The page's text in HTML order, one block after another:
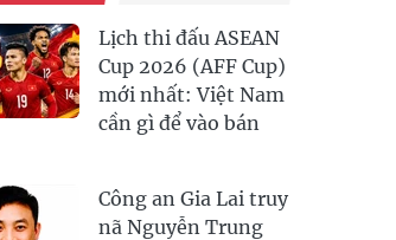
Lịch thi đấu ASEAN
Cup 2026 (AFF Cup)
mới nhất: Việt Nam
cần gì để vào bán
Công an Gia Lai truy
nã Nguyễn Trung